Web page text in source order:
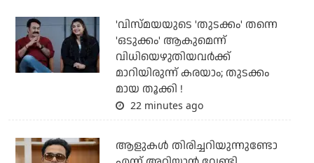
'വിസ്മയയുടെ 'തുടക്കം' തന്നെ
'ഒടുക്കം' ആകുമെന്ന്
വിധിയെഴുതിയവര്‍ക്ക്
മാറിയിരുന്ന് കരയാം; തുടക്കം
മായ തൂക്കി !
22 minutes ago
ആളുകൾ തിരിച്ചറിയുന്നുണ്ടോ